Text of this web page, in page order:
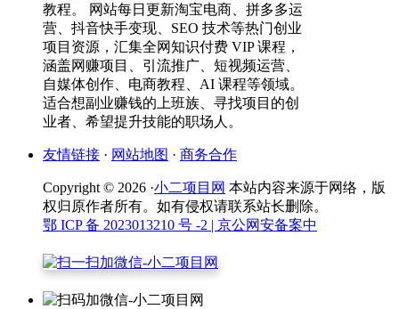
教程。 网站每日更新淘宝电商、拼多多运
营、抖音快手变现、SEO 技术等热门创业
项目资源，汇集全网知识付费 VIP 课程，
涵盖网赚项目、引流推广、短视频运营、
自媒体创作、电商教程、AI 课程等领域。
适合想副业赚钱的上班族、寻找项目的创
业者、希望提升技能的职场人。
友情链接 · 网站地图 · 商务合作
Copyright © 2026 ·小二项目网 本站内容来源于网络，版
权归原作者所有。如有侵权请联系站长删除。
鄂 ICP 备 2023013210 号 -2 | 京公网安备案中